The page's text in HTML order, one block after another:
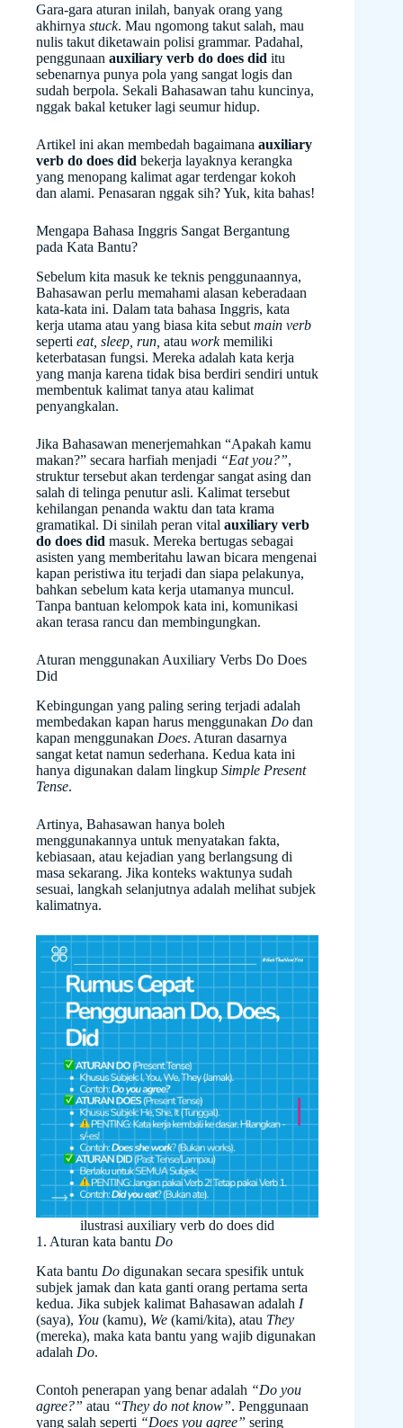
Gara-gara aturan inilah, banyak orang yang
akhirnya stuck. Mau ngomong takut salah, mau
nulis takut diketawain polisi grammar. Padahal,
penggunaan auxiliary verb do does did itu
sebenarnya punya pola yang sangat logis dan
sudah berpola. Sekali Bahasawan tahu kuncinya,
nggak bakal ketuker lagi seumur hidup.
Artikel ini akan membedah bagaimana auxiliary
verb do does did bekerja layaknya kerangka
yang menopang kalimat agar terdengar kokoh
dan alami. Penasaran nggak sih? Yuk, kita bahas!
Mengapa Bahasa Inggris Sangat Bergantung
pada Kata Bantu?
Sebelum kita masuk ke teknis penggunaannya,
Bahasawan perlu memahami alasan keberadaan
kata-kata ini. Dalam tata bahasa Inggris, kata
kerja utama atau yang biasa kita sebut main verb
seperti eat, sleep, run, atau workmemiliki
keterbatasan fungsi. Mereka adalah kata kerja
yang manja karena tidak bisa berdiri sendiri untuk
membentuk kalimat tanya atau kalimat
penyangkalan.
Jika Bahasawan menerjemahkan “Apakah kamu
makan?” secara harfiah menjadi “Eat you?”,
struktur tersebut akan terdengar sangat asing dan
salah di telinga penutur asli. Kalimat tersebut
kehilangan penanda waktu dan tata krama
gramatikal. Di sinilah peran vital auxiliary verb
do does did masuk. Mereka bertugas sebagai
asisten yang memberitahu lawan bicara mengenai
kapan peristiwa itu terjadi dan siapa pelakunya,
bahkan sebelum kata kerja utamanya muncul.
Tanpa bantuan kelompok kata ini, komunikasi
akan terasa rancu dan membingungkan.
Aturan menggunakan Auxiliary Verbs Do Does
Did
Kebingungan yang paling sering terjadi adalah
membedakan kapan harus menggunakan Do dan
kapan menggunakan Does. Aturan dasarnya
sangat ketat namun sederhana. Kedua kata ini
hanya digunakan dalam lingkup Simple Present
Tense.
Artinya, Bahasawan hanya boleh
menggunakannya untuk menyatakan fakta,
kebiasaan, atau kejadian yang berlangsung di
masa sekarang. Jika konteks waktunya sudah
sesuai, langkah selanjutnya adalah melihat subjek
kalimatnya.
ilustrasi auxiliary verb do does did
1. Aturan kata bantu Do
Kata bantu Do digunakan secara spesifik untuk
subjek jamak dan kata ganti orang pertama serta
kedua. Jika subjek kalimat Bahasawan adalah I
(saya), You (kamu), We (kami/kita), atau They
(mereka), maka kata bantu yang wajib digunakan
adalah Do.
Contoh penerapan yang benar adalah “Do you
agree?” atau “They do not know”. Penggunaan
yang salah seperti “Does you agree” sering